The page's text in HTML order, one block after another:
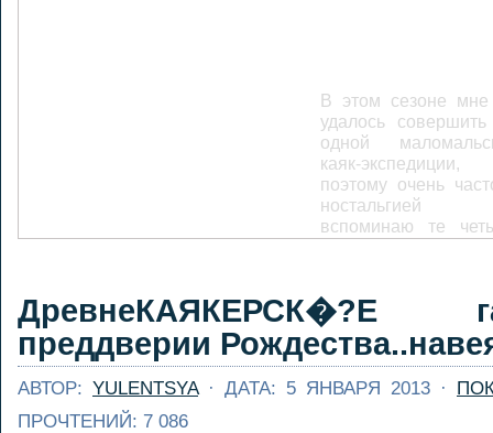
В этом сезоне
удалось
одной
каяк-экспедиции,
поэтому очень
ностальгией
вспоминаю те
посчастливились
...
Адский
Змеиной реки
Часто самые
приключения
ДревнеКАЯКЕРСК�?Е
преддверии
АВТОР: YULENTSYA· ДАТА: 5 ЯНВАРЯ 2013 ·
ПРОЧТЕНИЙ: 7 086